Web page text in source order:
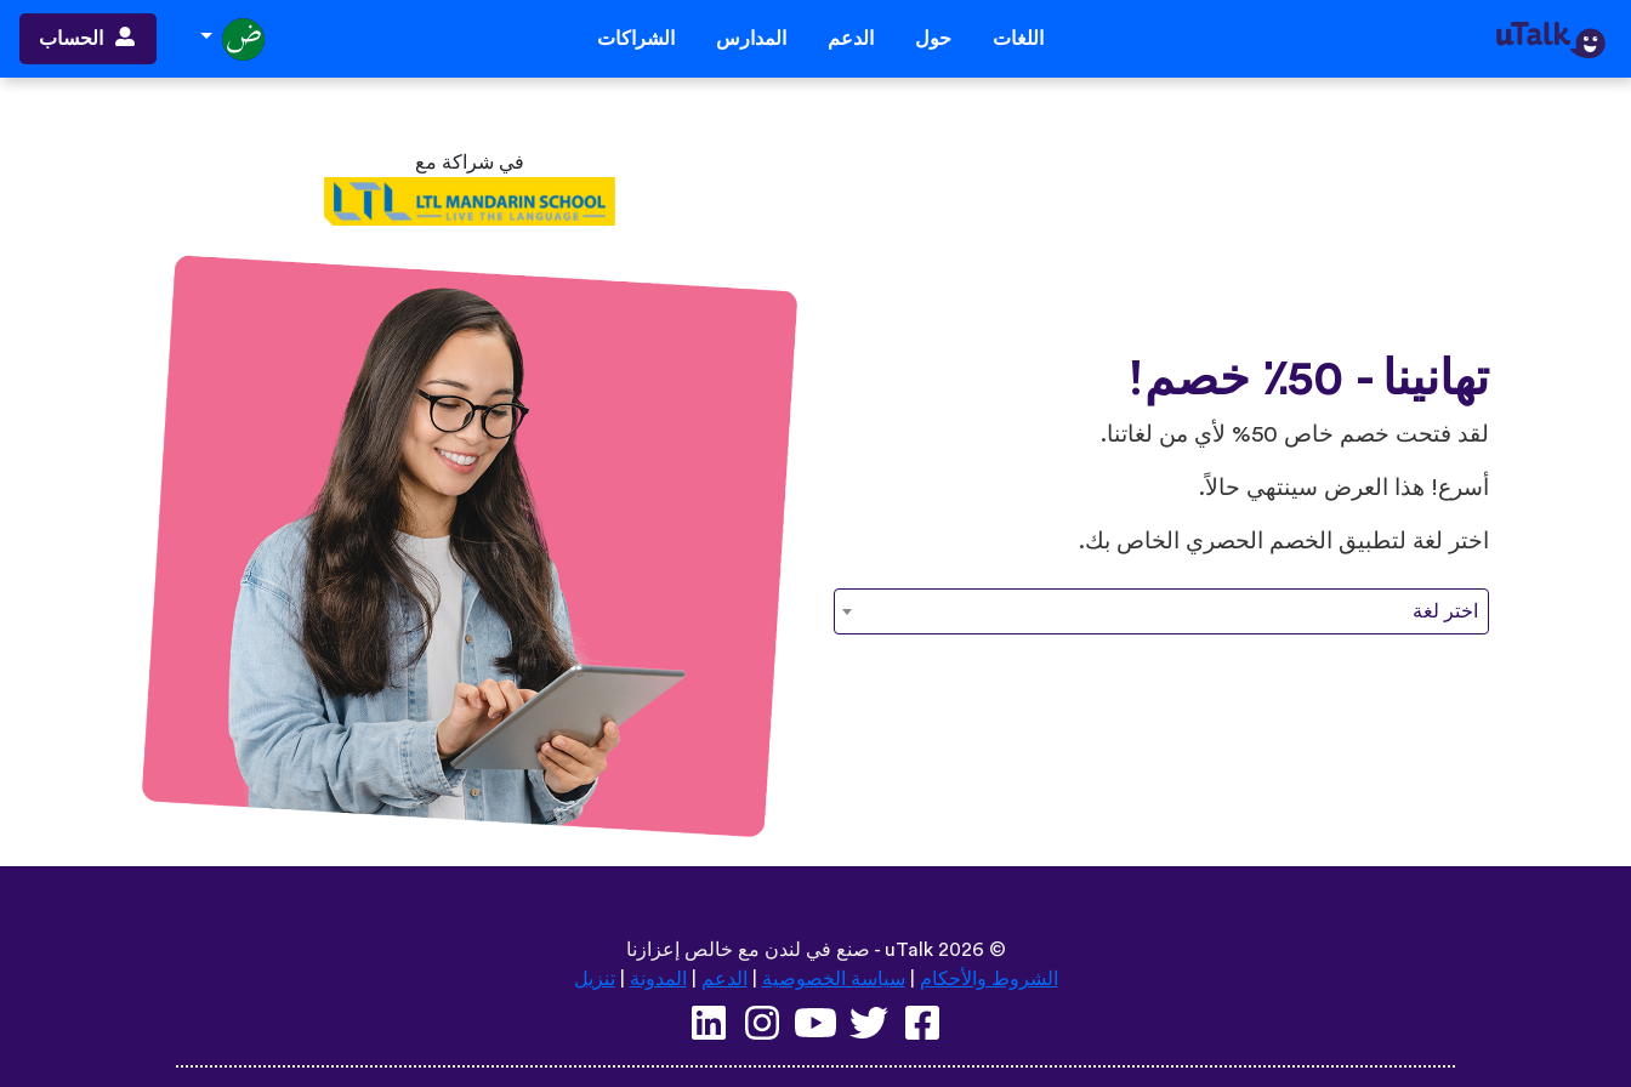
اللغات حول الدعم المدارس الشراكات الحساب
تهانينا - 50٪ خصم!
لقد فتحت خصم خاص 50% لأي من لغاتنا.
أسرع! هذا العرض سينتهي حالاً.
اختر لغة لتطبيق الخصم الحصري الخاص بك.
اختر لغة
في شراكة مع
©
uTalk2026 - صنع في لندن مع خالص إعزازنا
الشروط والأحكام
سياسة الخصوصية الدعم المدونة |تنزيل